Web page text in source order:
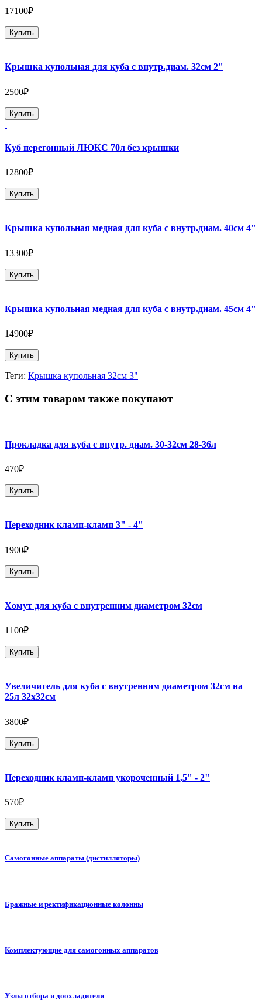
17100₽
Купить
Крышка купольная для куба с внутр.диам. 32см 2"
2500₽
Купить
Куб перегонный ЛЮКС 70л без крышки
12800₽
Купить
Крышка купольная медная для куба с внутр.диам. 40см 4"
13300₽
Купить
Крышка купольная медная для куба с внутр.диам. 45см 4"
14900₽
Купить
Теги: Крышка купольная 32см 3"
С этим товаром также покупают
Прокладка для куба с внутр. диам. 30-32см 28-36л
470₽
Купить
Переходник кламп-кламп 3" - 4"
1900₽
Купить
Хомут для куба с внутренним диаметром 32см
1100₽
Купить
Увеличитель для куба с внутренним диаметром 32см на
25л 32х32см
3800₽
Купить
Переходник кламп-кламп укороченный 1,5" - 2"
570₽
Купить
Самогонные аппараты (дистилляторы)
Бражные и ректификационные колонны
Комплектующие для самогонных аппаратов
Узлы отбора и доохладители